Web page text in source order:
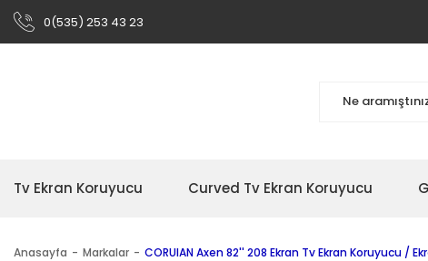
0(535) 253 43 23
Tv Ekran Koruyucu Curved Tv Ekran Koruyucu
Anasayfa Markalar CORUIAN Axen 82'' 208 Ekran Tv Ekran Koruyucu /